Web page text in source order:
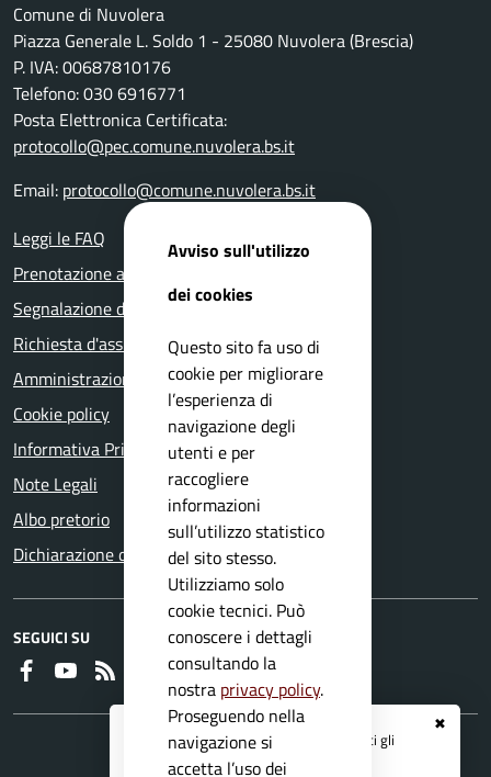
✖
Registrati ai serviziAPP IO
e ricevi tutti gli
aggiornamenti dall'Ente
Comune di Nuvolera
Piazza Generale L. Soldo 1 - 25080 Nuvolera (Brescia)
P. IVA: 00687810176
Telefono: 030 6916771
Posta Elettronica Certificata:
protocollo@pec.comune.nuvolera.bs.it
Email: protocollo@comune.nuvolera.bs.it
Leggi le FAQ
Prenotazione appuntamento
Segnalazione disservizio
Richiesta d'assistenza
Amministrazione trasparente
Cookie policy
Informativa Privacy
Note Legali
Albo pretorio
Dichiarazione di accessibilità
SEGUICI SU
Faceboook
Youtube
Avviso sull'utilizzo
dei cookies
Questo sito fa uso di
cookie per migliorare
l’esperienza di
navigazione degli
utenti e per
raccogliere
informazioni
sull’utilizzo statistico
del sito stesso.
Utilizziamo solo
cookie tecnici. Può
conoscere i dettagli
consultando la
nostra privacy policy.
Proseguendo nella
navigazione si
accetta l’uso dei